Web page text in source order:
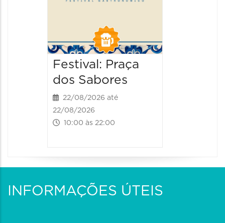
Festival: Praça
dos Sabores
22/08/2026 até
22/08/2026
10:00 às 22:00
INFORMAÇÕES ÚTEIS